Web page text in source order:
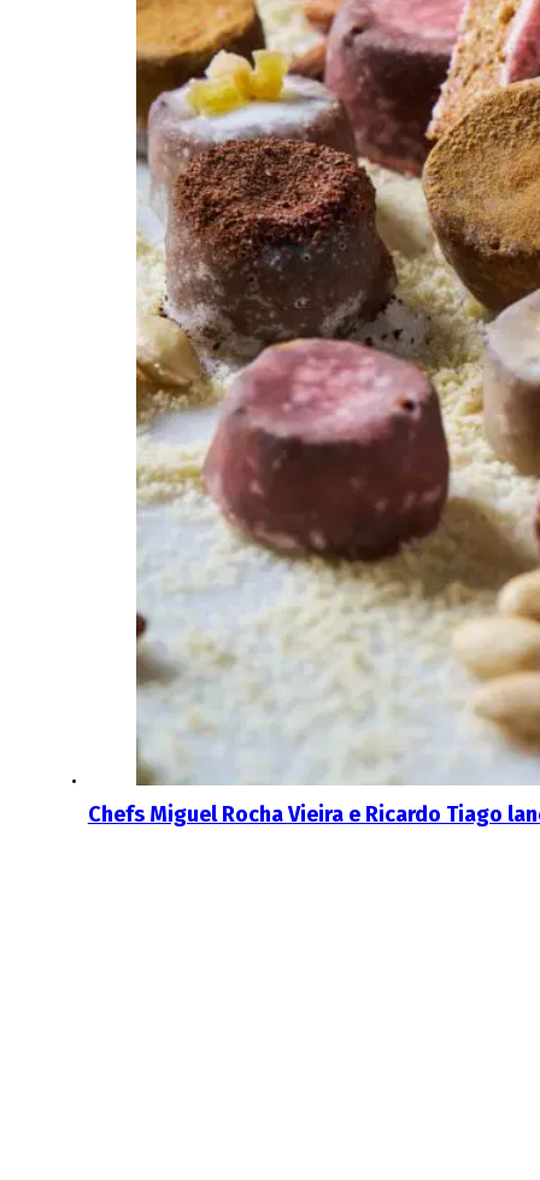
Chefs Miguel Rocha Vieira e Ricardo Tiago